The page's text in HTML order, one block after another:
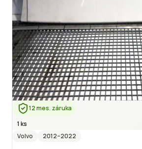
12 mes. záruka
1 ks
Volvo
2012–2022